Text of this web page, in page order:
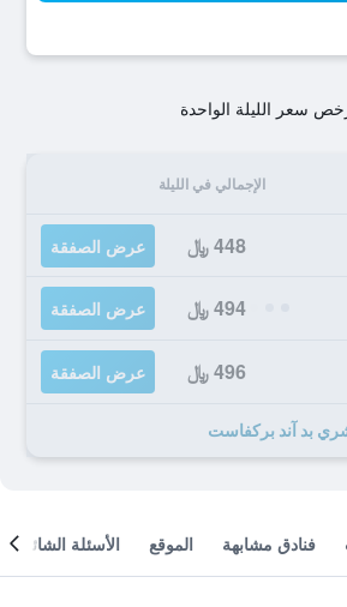
سعر الليلة الواحدة
الإجمالي في الليلة
448 ﷼ عرض الصفقة
494 ﷼ عرض الصفقة
496 ﷼ عرض الصفقة
فنادق مشابهة الموقع الأسئلة الشائعة